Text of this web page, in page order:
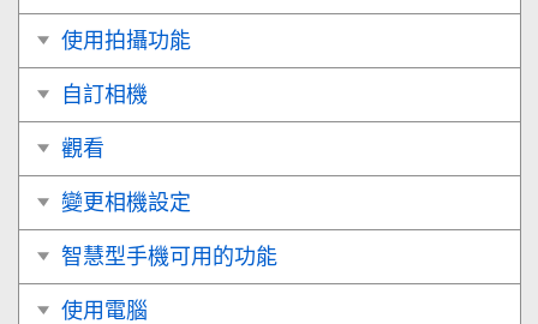
使用拍攝功能
自訂相機
觀看
變更相機設定
智慧型手機可用的功能
使用電腦